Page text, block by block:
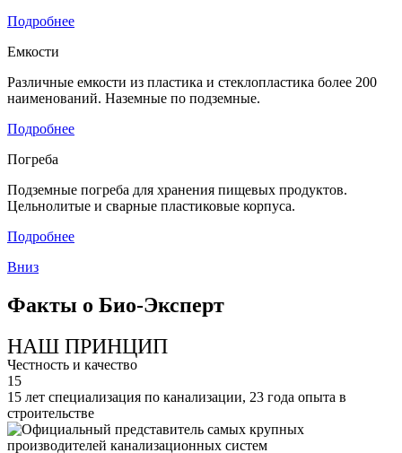
Подробнее
Емкости
Различные емкости из пластика и стеклопластика более 200
наименований. Наземные по подземные.
Подробнее
Погреба
Подземные погреба для хранения пищевых продуктов.
Цельнолитые и сварные пластиковые корпуса.
Подробнее
Вниз
Факты о Био-Эксперт
НАШ ПРИНЦИП
Честность и качество
15
15 лет специализация по канализации, 23 года опыта в
строительстве